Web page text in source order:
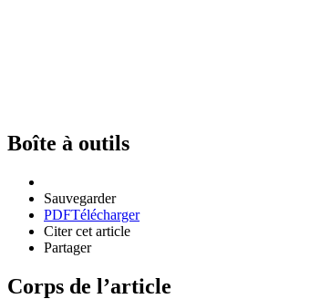
Boîte à outils
Sauvegarder
PDFTélécharger
Citer cet article
Partager
Corps de l’article